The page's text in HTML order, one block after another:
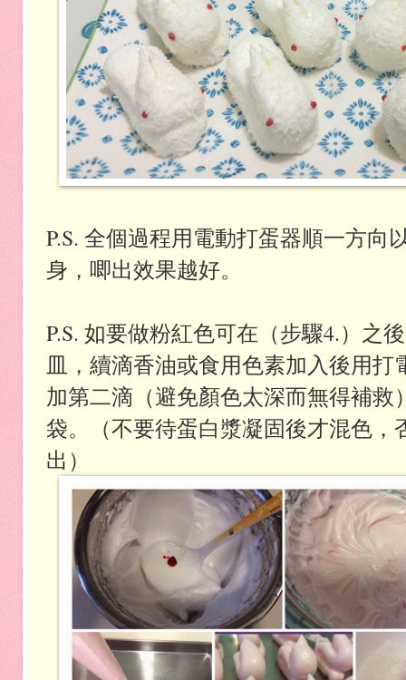
P.S. 全個過程用電動打蛋器順一方向
身，唧出效果越好。
P.S. 如要做粉紅色可在（步驟4.）之
皿，續滴香油或食用色素加入後用
加第二滴（避免顏色太深而無得補
袋。（不要待蛋白漿凝固後才混色，
出）